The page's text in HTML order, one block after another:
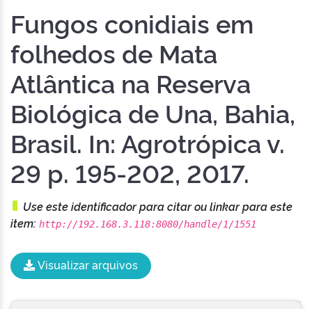
Fungos conidiais em
folhedos de Mata
Atlântica na Reserva
Biológica de Una, Bahia,
Brasil. In: Agrotrópica v.
29 p. 195-202, 2017.
Use este identificador para citar ou linkar para este
item: http://192.168.3.118:8080/handle/1/1551
Visualizar arquivos